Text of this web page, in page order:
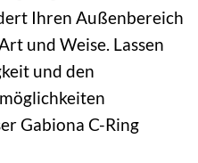
Ihren Außenbereich
und Weise. Lassen
und den
Gabiona C-Ring